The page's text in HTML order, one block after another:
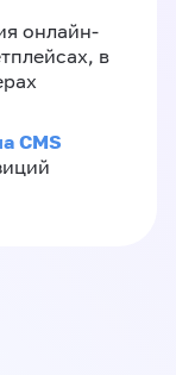
онлайн-
в
CMS